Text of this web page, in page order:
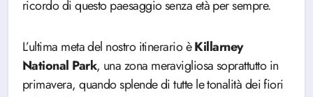
ricordo di questo paesaggio senza età per sempre.
L’ultima meta del nostro itinerario èKillarney
National Park, una zona meravigliosa soprattutto in
primavera, quando splende di tutte le tonalità dei fiori